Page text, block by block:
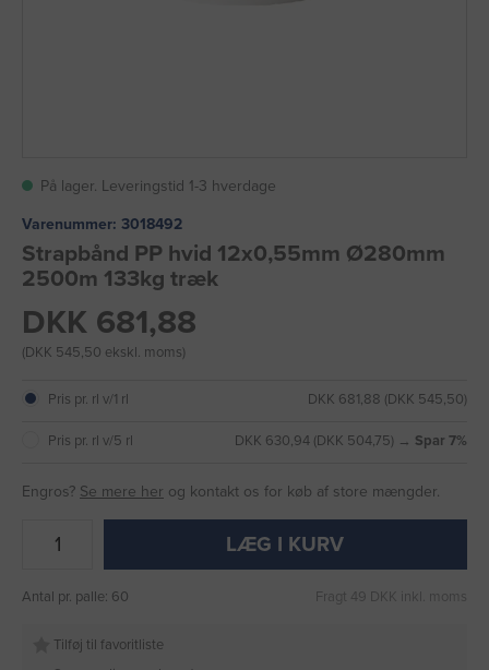
På lager. Leveringstid 1-3 hverdage
Varenummer: 3018492
Strapbånd PP hvid 12x0,55mm Ø280mm
2500m 133kg træk
DKK 681,88
(DKK 545,50 ekskl. moms)
Pris pr. rl v/1 rl DKK 681,88 (DKK 545,50)
Pris pr. rl v/5 rl DKK 630,94 (DKK 504,75) → Spar 7%
Engros? Se mere her og kontakt os for køb af store mængder.
LÆG I KURV
Antal pr. palle: 60 Fragt 49 DKK inkl. moms
Tilføj til favoritliste